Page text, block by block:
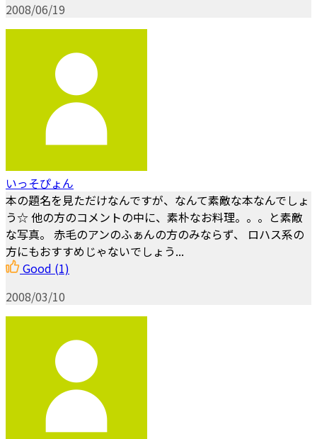
2008/06/19
いっそぴょん
本の題名を見ただけなんですが、なんて素敵な本なんでしょ
う☆ 他の方のコメントの中に、素朴なお料理。。。と素敵
な写真。 赤毛のアンのふぁんの方のみならず、 ロハス系の
方にもおすすめじゃないでしょう...
Good (1)
2008/03/10